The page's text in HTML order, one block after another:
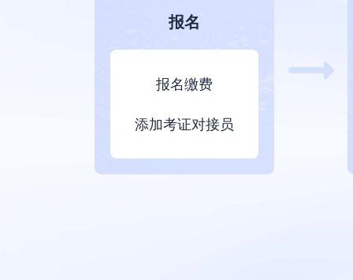
报名
报名缴费
添加考证对接员